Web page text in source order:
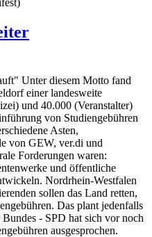
Unter diesem Motto fand
einer landesweite
und 40.000 (Veranstalter)
von Studiengebühren
Asten,
von GEW, ver.di und
Forderungen waren:
und öffentliche
Nordrhein-Westfalen
sollen das Land retten,
Das plant jedenfalls
- SPD hat sich vor noch
ausgesprochen.